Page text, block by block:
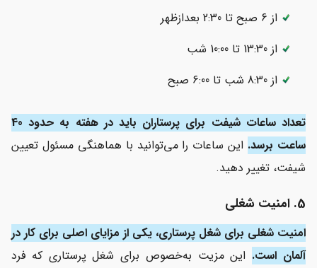
از 6 صبح تا 2:30 بعدازظهر
از 13:30 تا 10:00 شب
از 8:30 شب تا 6:00 صبح
تعداد ساعات شیفت برای پرستاران باید در هفته به حدود 40
ساعت برسد. این ساعات را می‌توانید با هماهنگی مسئول تعیین
شیفت، تغییر دهید.
5. امنیت شغلی
امنیت شغلی برای شغل پرستاری، یکی از مزایای اصلی برای کار در
آلمان است. این مزیت به‌خصوص برای شغل پرستاری که فرد